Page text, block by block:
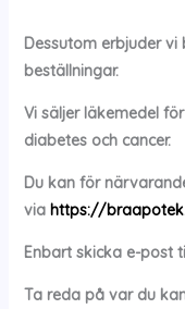
Dessutom erbjuder
beställningar.
Vi säljer läkemedel
diabetes och cancer.
Du kan för
via https://
Enbart skicka e-post
Ta reda på var du